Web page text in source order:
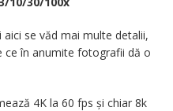
se văd mai multe detalii,
ce în anumite fotografii dă o
4K la 60 fps și chiar 8k